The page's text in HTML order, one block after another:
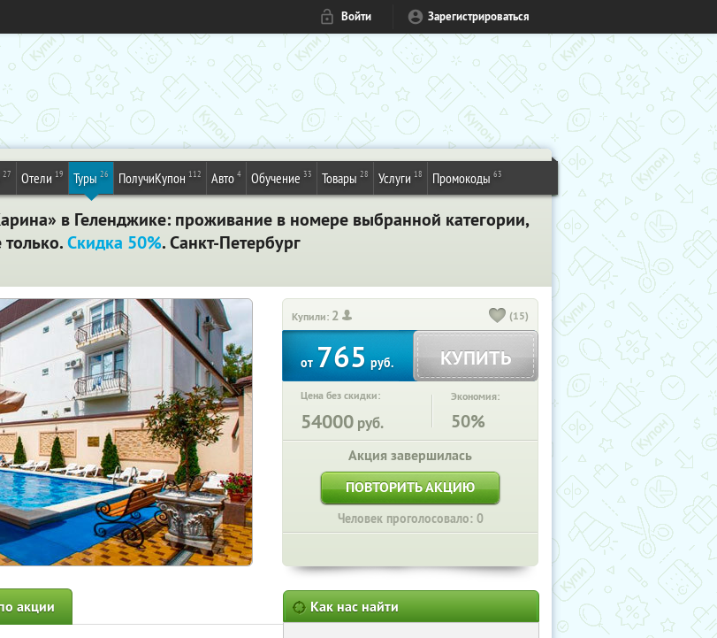
Войти Зарегистрироваться
27 Отели 19 Туры 26 ПолучиКупон 112 Авто 4 Обучение 33 Товары 28 Услуги 18 Промокоды 63
в Геленджике: проживание в номере выбранной категории,
Скидка 50%. Санкт-Петербург
Купили: 2 (15)
от765руб. КУПИТЬ
Цена без скидки:
54000 руб.
Экономия:
50%
Акция завершилась
ПОВТОРИТЬ АКЦИЮ
Человек проголосовало: 0
акции Как нас найти